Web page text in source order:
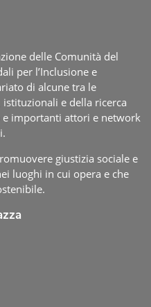
delle Comunità del
per l’Inclusione e
di alcune tra le
e della ricerca
importanti attori e network
giustizia sociale e
luoghi in cui opera e che